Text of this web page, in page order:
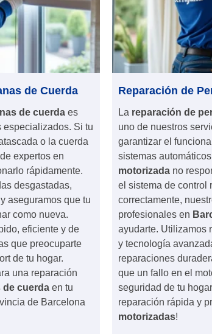
de Cuerda
de cuerda es
especializados. Si tu
o la cuerda
expertos en
rápidamente.
desgastadas,
aseguramos que tu
como nueva.
eficiente y de
que preocuparte
de tu hogar.
una reparación
de cuerda en tu
de Barcelona
Reparación de
La reparación de
uno de nuestros
garantizar el
sistemas
motorizada no
el sistema de control
correctamente,
profesionales en
ayudarte. Utilizamos
y tecnología
reparaciones
que un fallo en el
seguridad de tu
reparación rápida y
motorizadas!